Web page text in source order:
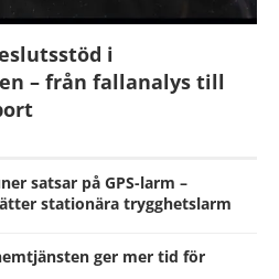
i
– från fallanalys till
satsar på GPS-larm –
stationära trygghetslarm
ger mer tid för